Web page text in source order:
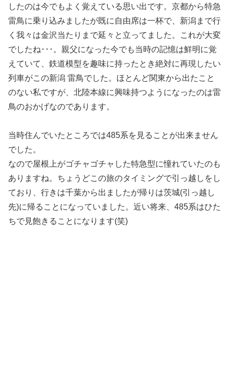
したのは今でもよく覚えている思い出です。京都から特急
雷鳥に乗り込みましたが既に自由席は一杯で、新潟まで行
く我々は金沢当たりまで延々と立ってました。これが大変
でしたね･･･。親父になった今でも当時の記憶は鮮明に覚
えていて、鉄道模型を趣味に持ったとき絶対に再現したい
列車がこの新潟 雷鳥でした。ほとんど関東から出たこと
のない私ですが、北陸本線に興味持つようになったのは雷
鳥のおかげなのであります。
当時住んでいたところでは485系を見ることが出来ません
でした。
なので屋根上がゴチャゴチャした特急型に憧れていたのも
ありますね。ちょうどこの旅のタイミングで引っ越しをし
ており、行きは千葉から出ましたが帰りは茨城(引っ越し
先)に帰ることになっていました。近い将来、485系はひた
ちで見飽きることになります(笑)